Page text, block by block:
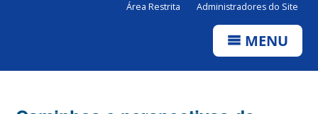
Área Restrita Administradores do Site
MENU